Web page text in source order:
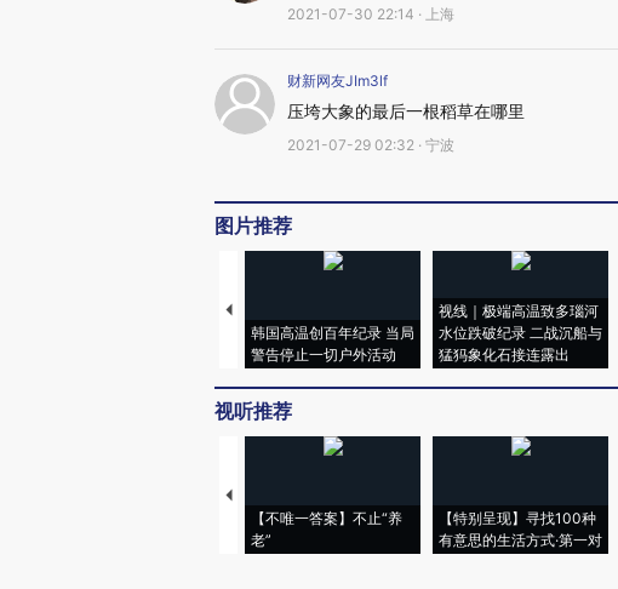
2021-07-30 22:14 · 上海
财新网友JIm3lf
压垮大象的最后一根稻草在哪里
2021-07-29 02:32 · 宁波
图片推荐
韩国高温创百年纪录 当局
警告停止一切户外活动
视线｜极端高温致多瑙河
水位跌破纪录 二战沉船与
猛犸象化石接连露出
视听推荐
【不唯一答案】不止“养
老”
【特别呈现】寻找100种
有意思的生活方式·第一对